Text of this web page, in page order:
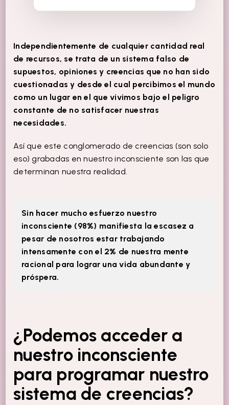
Independientemente de cualquier cantidad real
de recursos, se trata de un sistema falso de
supuestos, opiniones y creencias que no han sido
cuestionadas y desde el cual percibimos el mundo
como un lugar en el que vivimos bajo el peligro
constante de no satisfacer nuestras
necesidades.
Así que este conglomerado de creencias (son solo
eso) grabadas en nuestro inconsciente son las que
determinan nuestra realidad.
Sin hacer mucho esfuerzo nuestro
inconsciente (98%) manifiesta la escasez a
pesar de nosotros estar trabajando
intensamente con el 2% de nuestra mente
racional para lograr una vida abundante y
próspera.
¿Podemos acceder a
nuestro inconsciente
para programar nuestro
sistema de creencias?